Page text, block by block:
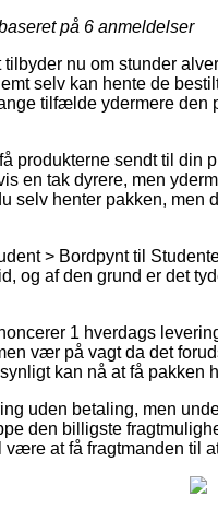
på 6 anmeldelser
nu om stunder
selv kan hente de
tilfælde ydermere
produkterne sendt til din
en tak dyrere, men
selv henter pakken,
> Bordpynt til
og af den grund er det
1 hverdags
vær på vagt da det
kan nå at få pakken
uden betaling, men
den billigste
at få fragtmanden til